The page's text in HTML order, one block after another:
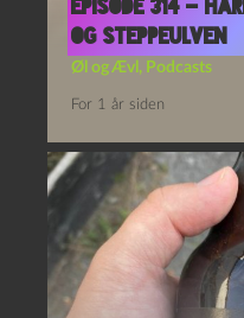
Episode 314 –
og Steppeulven
Øl og Ævl , Podcasts
For 1 år siden